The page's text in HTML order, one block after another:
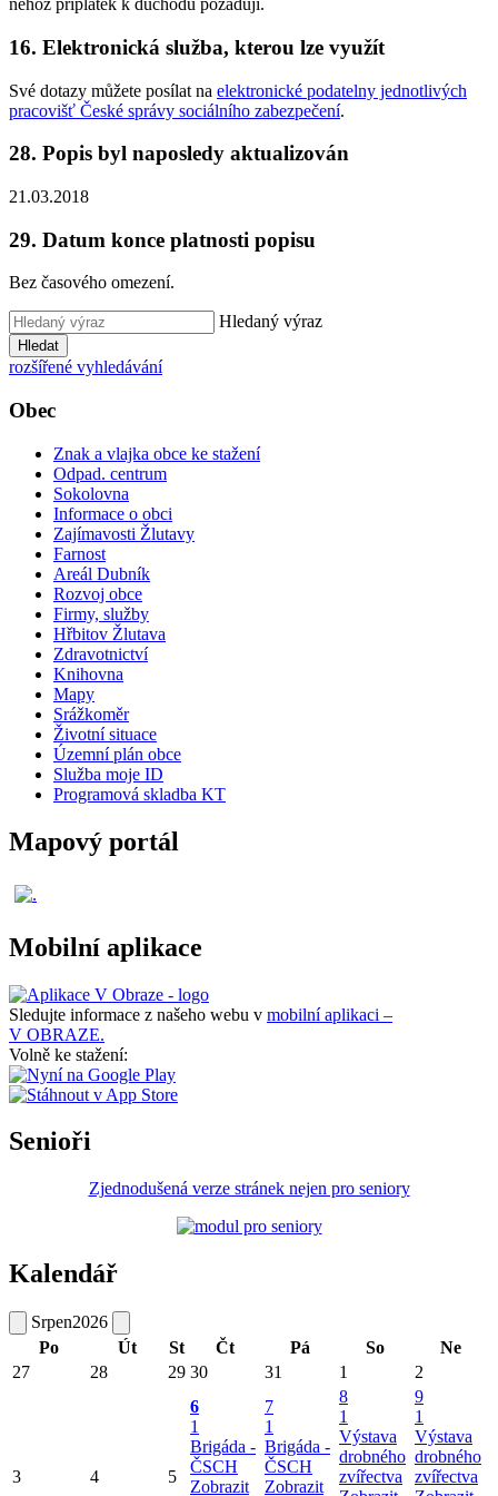
něhož příplatek k důchodu požadují.
16. Elektronická služba, kterou lze využít
Své dotazy můžete posílat na elektronické podatelny jednotlivých
pracovišť České správy sociálního zabezpečení.
28. Popis byl naposledy aktualizován
21.03.2018
29. Datum konce platnosti popisu
Bez časového omezení.
Hledaný výraz
Hledat
rozšířené vyhledávání
Obec
Znak a vlajka obce ke stažení
Odpad. centrum
Sokolovna
Informace o obci
Zajímavosti Žlutavy
Farnost
Areál Dubník
Rozvoj obce
Firmy, služby
Hřbitov Žlutava
Zdravotnictví
Knihovna
Mapy
Srážkoměr
Životní situace
Územní plán obce
Služba moje ID
Programová skladba KT
Mapový portál
Mobilní aplikace
Sledujte informace z našeho webu v mobilní aplikaci –
V OBRAZE.
Volně ke stažení:
Senioři
Zjednodušená verze stránek nejen pro seniory
Kalendář
Srpen2026
Po
Út St Čt Pá So
Ne
27
28 29 30 31 1 2
3 4 5
6
1
Brigáda -
ČSCH
Zobrazit
7
1
Brigáda -
ČSCH
Zobrazit
8
1
Výstava
drobného
zvířectva
9
1
Výstava
drobného
zvířectva